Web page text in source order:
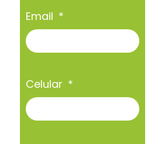
Email
Celular